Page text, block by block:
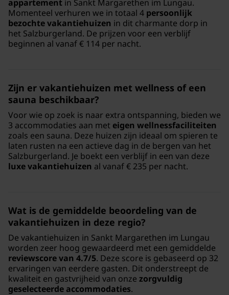
appartement in Sankt Margarethen im Lungau.
Momenteel verhuren we in totaal 4 persoonlijk
bezochte vakantiehuizen in dit charmante dorp in
het Salzburgerland. De prijzen voor een verblijf
beginnen al vanaf € 114 per nacht.
Zijn er vakantiehuizen met wellness of een
sauna beschikbaar?
Voor wie op zoek is naar extra ontspanning, bieden we
3 accommodaties aan met eigen wellnessfaciliteiten
zoals een sauna. Deze huizen zijn ideaal om spieren te
laten rusten na een actieve dag in de bergen van het
Salzburgerland. Je boekt een verblijf in een van deze
luxe vakantiehuizen al vanaf € 235 per nacht.
Wat is de gemiddelde beoordeling van de
vakantiehuizen in deze regio?
De vakantiehuizen in Sankt Margarethen im Lungau
worden zeer hoog gewaardeerd met een gemiddelde
reviewscore van 4.7/5. Deze score is gebaseerd op 32
ervaringen van eerdere gasten. Dit onderstreept de
kwaliteit en gastvrijheid van onze zorgvuldig
geselecteerde accommodaties.